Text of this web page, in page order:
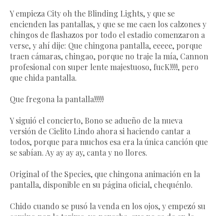
Y empieza City oh the Blinding Lights, y que se
encienden las pantallas, y que se me caen los calzones y
chingos de flashazos por todo el estadio comenzaron a
verse, y ahí dije: Que chingona pantalla, eeeee, porque
traen cámaras, chingao, porque no traje la mía, Cannon
profesional con super lente majestuoso, fucK!!!!, pero
que chida pantalla.
Que fregona la pantalla!!!!!
Y siguió el concierto, Bono se adueño de la nueva
versión de Cielito Lindo ahora si haciendo cantar a
todos, porque para muchos esa era la única canción que
se sabían. Ay ay ay ay, canta y no llores.
Original of the Species, que chingona animación en la
pantalla, disponible en su página oficial, chequénlo.
Chido cuando se pusó la venda en los ojos, y empezó su